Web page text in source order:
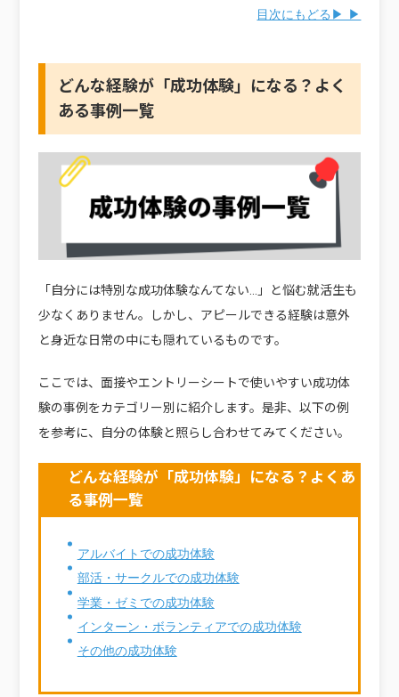
目次にもどる▶ ▶
どんな経験が「成功体験」になる？よく
ある事例一覧
「自分には特別な成功体験なんてない…」と悩む就活生も
少なくありません。しかし、アピールできる経験は意外
と身近な日常の中にも隠れているものです。
ここでは、面接やエントリーシートで使いやすい成功体
験の事例をカテゴリー別に紹介します。是非、以下の例
を参考に、自分の体験と照らし合わせてみてください。
どんな経験が「成功体験」になる？よくあ
る事例一覧
アルバイトでの成功体験
部活・サークルでの成功体験
学業・ゼミでの成功体験
インターン・ボランティアでの成功体験
その他の成功体験